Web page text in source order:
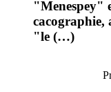
"Menespey"
cacographie,
"le (…)